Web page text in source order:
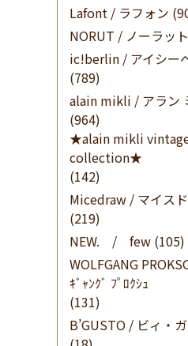
Lafont / ラフォン
NORUT / ノーラット
ic!berlin / アイシー
(789)
alain mikli / アラン
(964)
★alain mikli
collection★
(142)
Micedraw / マイス
(219)
NEW. / few (105)
WOLFGANG
ｷﾞｬﾝｸﾞ ﾌﾟﾛｸｼｭ
(131)
B’GUSTO / ビィ・